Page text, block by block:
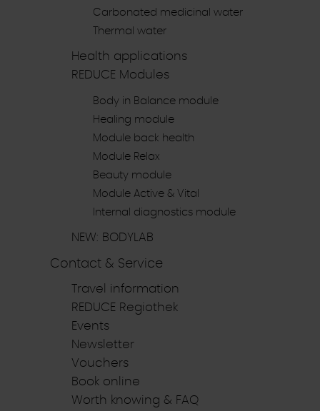
Carbonated medicinal water
Thermal water
Health applications
REDUCE Modules
Body in Balance module
Healing module
Module back health
Module Relax
Beauty module
Module Active & Vital
Internal diagnostics module
NEW: BODYLAB
Contact & Service
Travel information
REDUCE Regiothek
Events
Newsletter
Vouchers
Book online
Worth knowing & FAQ